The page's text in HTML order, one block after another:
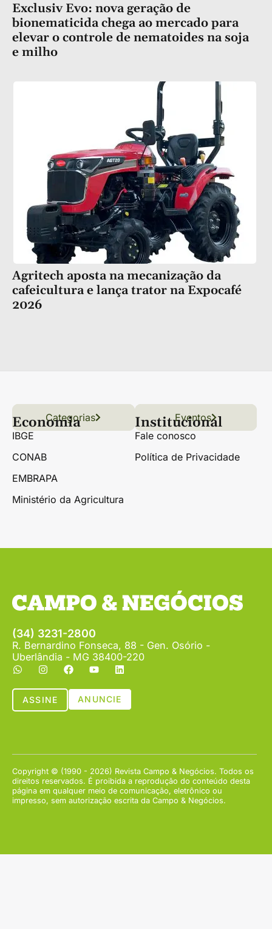
Exclusiv Evo: nova geração de
bionematicida chega ao mercado para
elevar o controle de nematoides na soja
e milho
Agritech aposta na mecanização da
cafeicultura e lança trator na Expocafé
2026
Links úteis
Conteúdo Grãos
Florestas Hortifrúti
Categorias Eventos
Economia
IBGE
CONAB
EMBRAPA
Ministério da Agricultura
Institucional
Fale conosco
Política de Privacidade
(34) 3231-2800
R. Bernardino Fonseca, 88 - Gen. Osório -
Uberlândia - MG 38400-220
ASSINE ANUNCIE
Copyright © (1990 - 2026) Revista Campo & Negócios. Todos os
direitos reservados. É proibida a reprodução do conteúdo desta
página em qualquer meio de comunicação, eletrônico ou
impresso, sem autorização escrita da Campo & Negócios.